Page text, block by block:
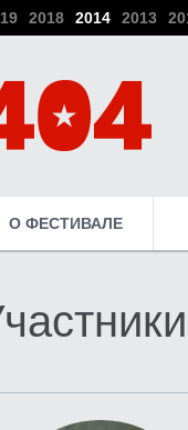
2018 2014 2013
О ФЕСТИВАЛЕ